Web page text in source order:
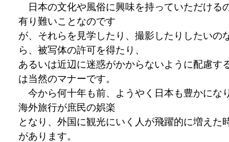
日本の文化や風俗に興味を持っていただける
有り難いことなのです
が、それらを見学したり、撮影したりしたいの
ら、被写体の許可を得たり、
あるいは近辺に迷惑がかからないように配慮す
は当然のマナーです。
今から何十年も前、ようやく日本も豊かにな
海外旅行が庶民の娯楽
となり、外国に観光にいく人が飛躍的に増えた
があります。